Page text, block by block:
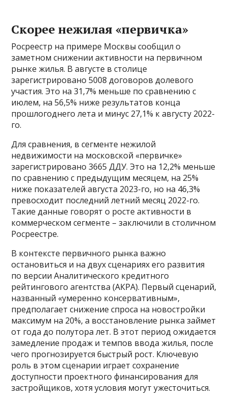
Скорее нежилая «первичка»
Росреестр на примере Москвы сообщил о
заметном снижении активности на первичном
рынке жилья. В августе в столице
зарегистрировано 5008 договоров долевого
участия. Это на 31,7% меньше по сравнению с
июлем, на 56,5% ниже результатов конца
прошлогоднего лета и минус 27,1% к августу 2022-
го.
Для сравнения, в сегменте нежилой
недвижимости на московской «первичке»
зарегистрировано 3665 ДДУ. Это на 12,2% меньше
по сравнению с предыдущим месяцем, на 25%
ниже показателей августа 2023-го, но на 46,3%
превосходит последний летний месяц 2022-го.
Такие данные говорят о росте активности в
коммерческом сегменте – заключили в столичном
Росреестре.
В контексте первичного рынка важно
остановиться и на двух сценариях его развития
по версии Аналитического кредитного
рейтингового агентства (АКРА). Первый сценарий,
названный «умеренно консервативным»,
предполагает снижение спроса на новостройки
максимум на 20%, а восстановление рынка займет
от года до полутора лет. В этот период ожидается
замедление продаж и темпов ввода жилья, после
чего прогнозируется быстрый рост. Ключевую
роль в этом сценарии играет сохранение
доступности проектного финансирования для
застройщиков, хотя условия могут ужесточиться.